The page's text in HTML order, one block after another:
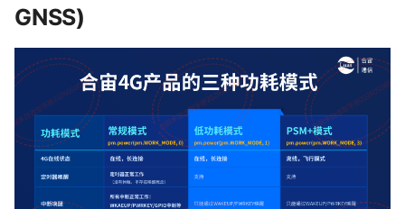
GNSS)